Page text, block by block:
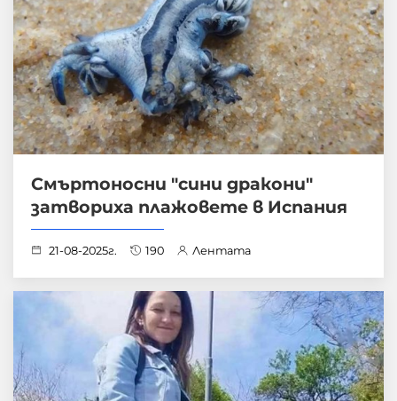
Смъртоносни "сини дракони"
затвориха плажовете в Испания
21-08-2025г. 190 Лентата